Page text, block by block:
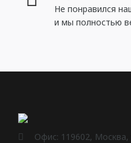
Не понравился
и мы полностью
Офис: 119602, Москва,